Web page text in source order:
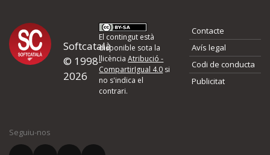
Proposeu-nos millores o
d'errors
Si heu trobat un error o voleu proposar alguna millora, ompliu els
quina és la millora que proposeu o l'error del qual voleu informar-
Softcatalà
© 1998-
2026
El contingut està
disponible sota la
llicènciaAtribució -
CompartirIgual 4.0 si
no s'indica el
contrari.
Contacte
Avís legal
Codi de conducta
Publicitat
Seguiu-nos